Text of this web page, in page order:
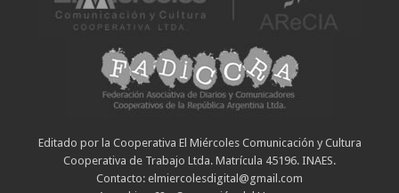
Editado por la Cooperativa El Miércoles Comunicación y Cultura
Cooperativa de Trabajo Ltda. Matrícula 45196. INAES.
Contacto: elmiercolesdigital@gmail.com